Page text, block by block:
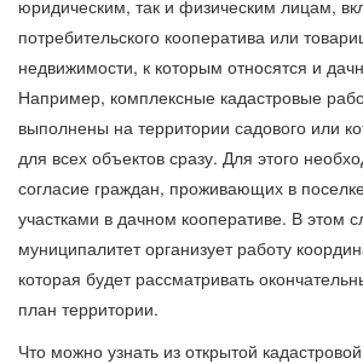
юридическим, так и физическим лицам,
потребительского кооператива или
недвижимости, к которым относятся и
Например, комплексные кадастровые
выполнены на территории садового или
для всех объектов сразу. Для этого
согласие граждан, проживающих в
участками в дачном кооперативе. В этом
муниципалитет организует работу
которая будет рассматривать
план территории.
Что можно узнать из открытой